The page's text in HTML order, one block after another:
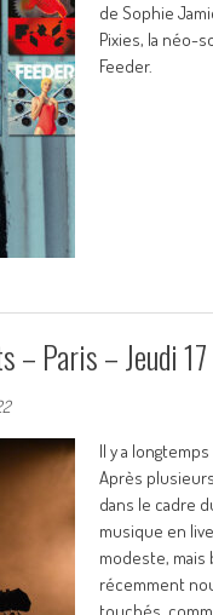
de Sophie
Pixies, la néo-
Feeder.
– Paris – Jeudi
Il y a
Après
dans le cadre
musique en
modeste, mais
récemment